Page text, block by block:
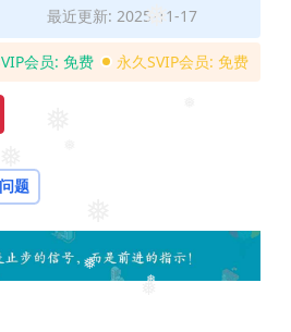
❅
❅
最近更新: 2025-11-17
会员: 免费 永久SVIP会员: 免费
题